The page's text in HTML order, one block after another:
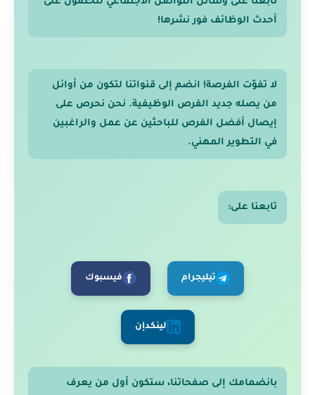
أحدث الوظائف فور نشرها!
لا تفوّت الفرصة! انضم إلى قنواتنا لتكون من أوائل
من يصله جديد الفرص الوظيفية. نحن نحرص على
إيصال أفضل الفرص للباحثين عن عمل والراغبين
في التطوير المهني.
تابعنا على:
تيليجرام فيسبوك
لينكدإن
بانضمامك إلى صفحاتنا، ستكون أول من يعرف